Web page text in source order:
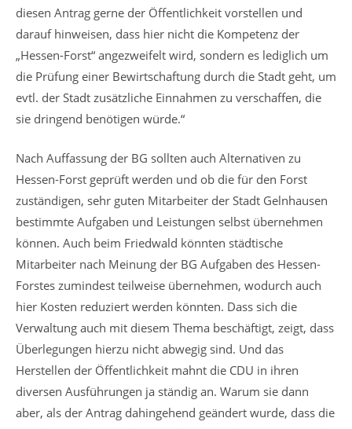
diesen Antrag gerne der Öffentlichkeit vorstellen und
darauf hinweisen, dass hier nicht die Kompetenz der
„Hessen-Forst“ angezweifelt wird, sondern es lediglich um
die Prüfung einer Bewirtschaftung durch die Stadt geht, um
evtl. der Stadt zusätzliche Einnahmen zu verschaffen, die
sie dringend benötigen würde.“
Nach Auffassung der BG sollten auch Alternativen zu
Hessen-Forst geprüft werden und ob die für den Forst
zuständigen, sehr guten Mitarbeiter der Stadt Gelnhausen
bestimmte Aufgaben und Leistungen selbst übernehmen
können. Auch beim Friedwald könnten städtische
Mitarbeiter nach Meinung der BG Aufgaben des Hessen-
Forstes zumindest teilweise übernehmen, wodurch auch
hier Kosten reduziert werden könnten. Dass sich die
Verwaltung auch mit diesem Thema beschäftigt, zeigt, dass
Überlegungen hierzu nicht abwegig sind. Und das
Herstellen der Öffentlichkeit mahnt die CDU in ihren
diversen Ausführungen ja ständig an. Warum sie dann
aber, als der Antrag dahingehend geändert wurde, dass die